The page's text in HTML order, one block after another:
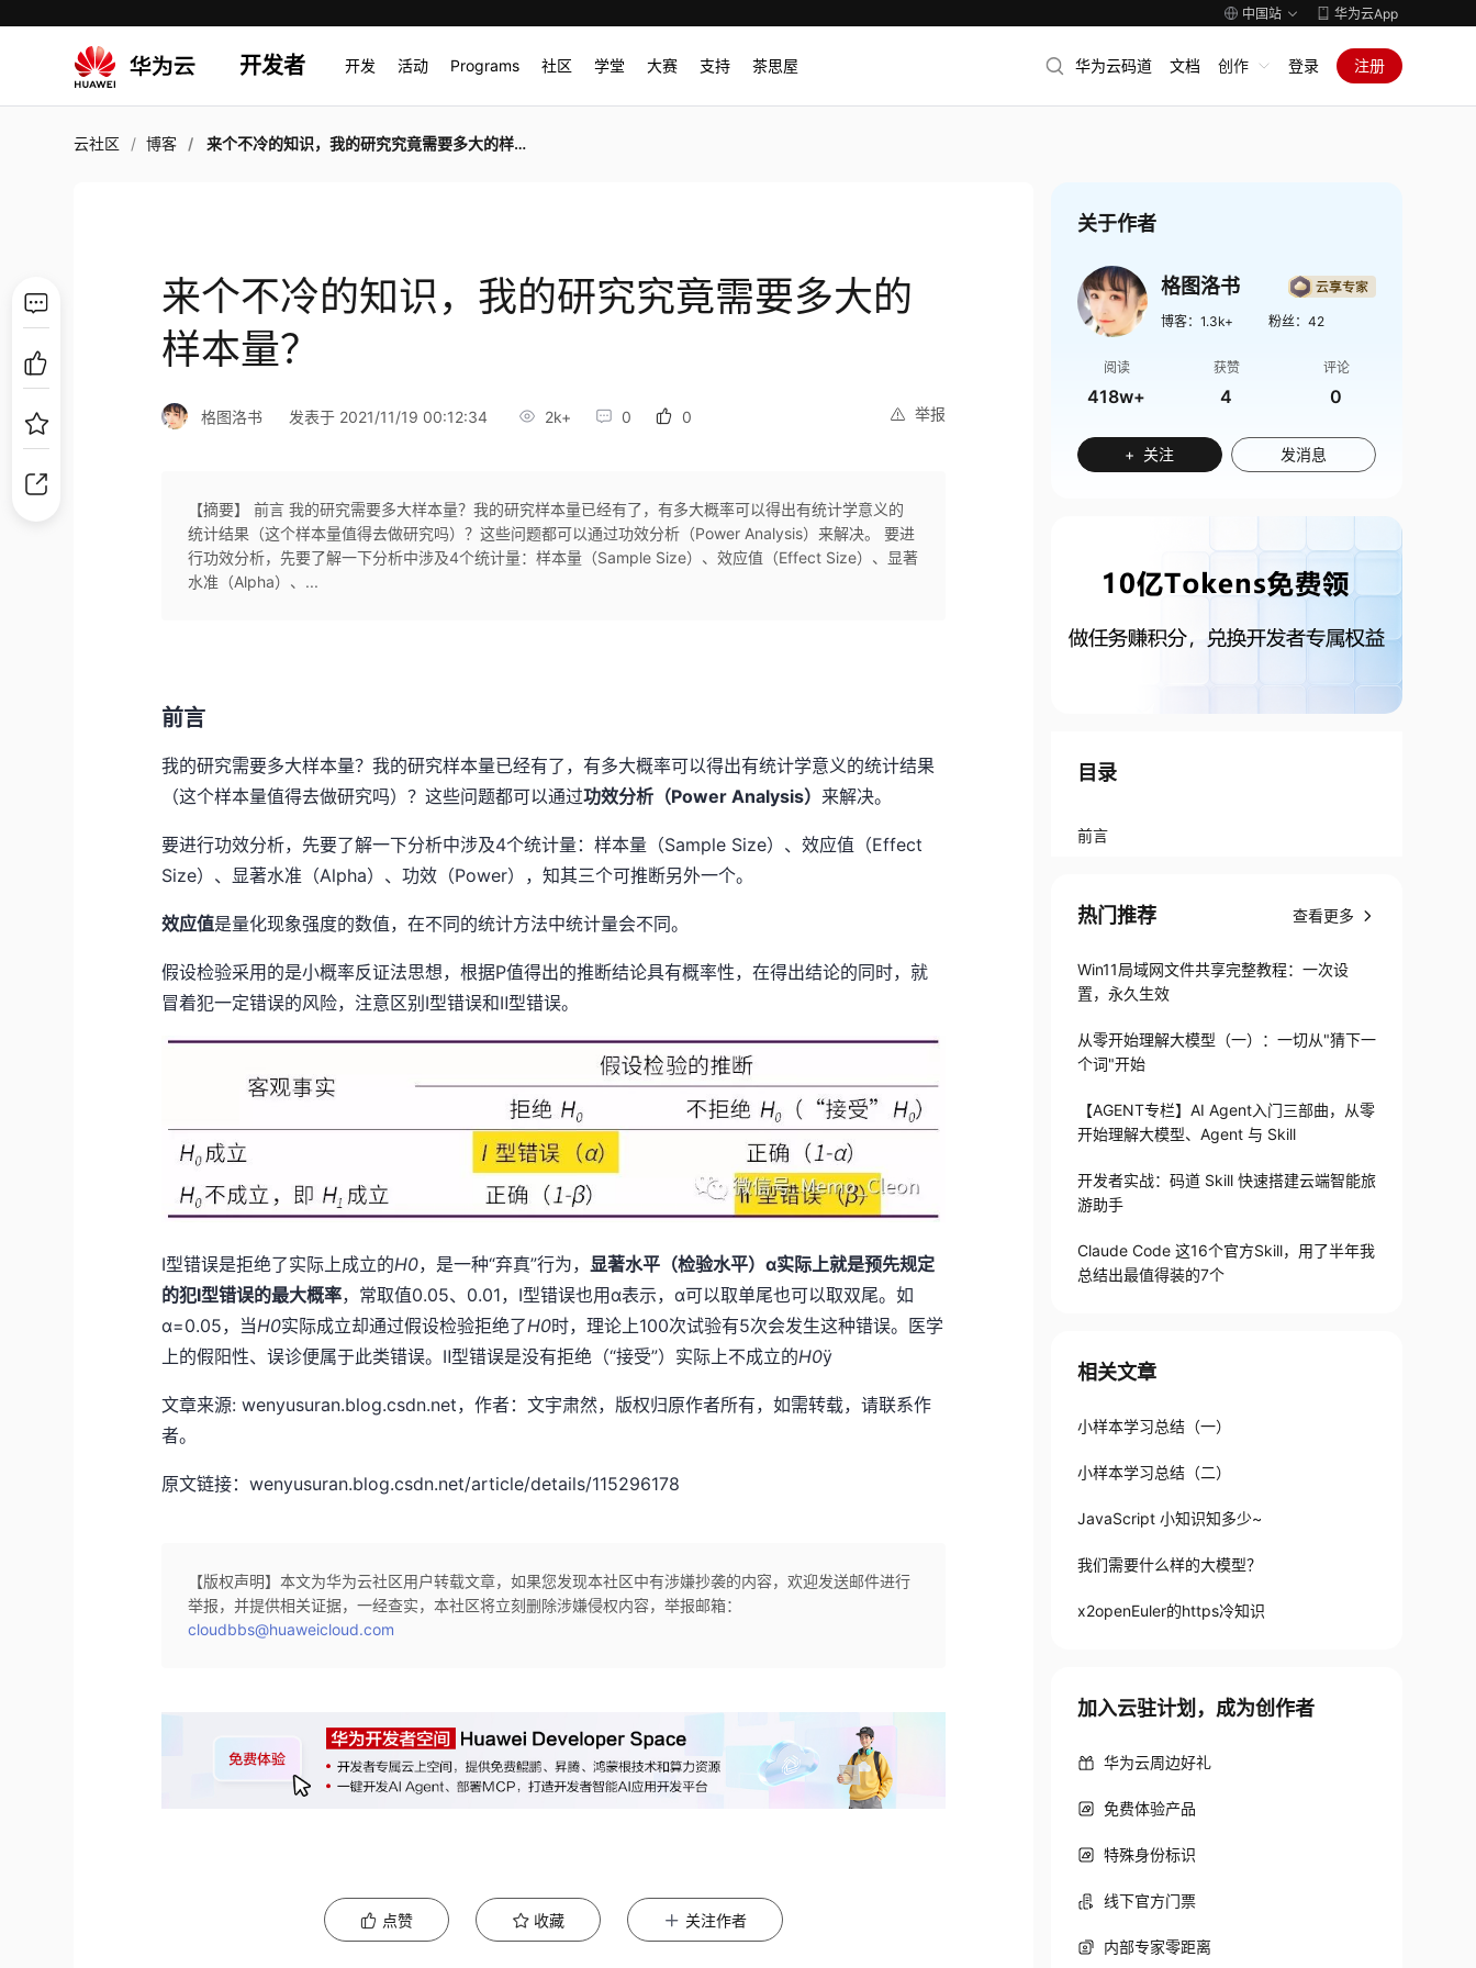
中国站 华为云App
开发者 开发 活动 Programs 社区 学堂 大赛 支持 茶思屋 华为云码道 文档 创作 登录 注册
云社区 博客 来个不冷的知识，我的研究究竟需要多大的样本量？
来个不冷的知识，我的研究究竟需要多大的
样本量？
举报
格图洛书 发表于 2021/11/19 00:12:34 2k+ 0 0
【摘要】 前言 我的研究需要多大样本量？我的研究样本量已经有了，有多大概率可以得出有统计学意义的
统计结果（这个样本量值得去做研究吗）？这些问题都可以通过功效分析（Power Analysis）来解决。 要进
行功效分析，先要了解一下分析中涉及4个统计量：样本量（Sample Size）、效应值（Effect Size）、显著
水准（Alpha）、...
前言
我的研究需要多大样本量？我的研究样本量已经有了，有多大概率可以得出有统计学意义的统计结果
（这个样本量值得去做研究吗）？这些问题都可以通过功效分析（Power Analysis） 来解决。
要进行功效分析，先要了解一下分析中涉及4个统计量：样本量（Sample Size）、效应值（Effect
Size）、显著水准（Alpha）、功效（Power），知其三个可推断另外一个。
效应值是量化现象强度的数值，在不同的统计方法中统计量会不同。
假设检验采用的是小概率反证法思想，根据P值得出的推断结论具有概率性，在得出结论的同时，就
冒着犯一定错误的风险，注意区别Ⅰ型错误和Ⅱ型错误。
Ⅰ型错误是拒绝了实际上成立的H0，是一种“弃真”行为，显著水平（检验水平）α实际上就是预先规定
的犯Ⅰ型错误的最大概率，常取值0.05、0.01，Ⅰ型错误也用α表示，α可以取单尾也可以取双尾。如
α=0.05，当H0实际成立却通过假设检验拒绝了H0时，理论上100次试验有5次会发生这种错误。医学
上的假阳性、误诊便属于此类错误。Ⅱ型错误是没有拒绝（“接受”）实际上不成立的H0ÿ
文章来源: wenyusuran.blog.csdn.net，作者：文宇肃然，版权归原作者所有，如需转载，请联系作
者。
原文链接：wenyusuran.blog.csdn.net/article/details/115296178
【版权声明】本文为华为云社区用户转载文章，如果您发现本社区中有涉嫌抄袭的内容，欢迎发送邮件进行
举报，并提供相关证据，一经查实，本社区将立刻删除涉嫌侵权内容，举报邮箱：
cloudbbs@huaweicloud.com
点赞 收藏 关注作者
关于作者
格图洛书
博客： 1.3k+ 粉丝： 42
阅读
418w+
获赞
4
评论
0
+ 关注 发消息
目录
前言
热门推荐 查看更多
Win11局域网文件共享完整教程：一次设
置，永久生效
从零开始理解大模型（一）：一切从"猜下一
个词"开始
【AGENT专栏】AI Agent入门三部曲，从零
开始理解大模型、Agent 与 Skill
开发者实战：码道 Skill 快速搭建云端智能旅
游助手
Claude Code 这16个官方Skill，用了半年我
总结出最值得装的7个
相关文章
小样本学习总结（一）
小样本学习总结（二）
JavaScript 小知识知多少~
我们需要什么样的大模型？
x2openEuler的https冷知识
加入云驻计划，成为创作者
华为云周边好礼
免费体验产品
特殊身份标识
线下官方门票
内部专家零距离